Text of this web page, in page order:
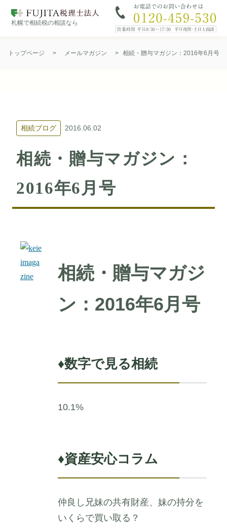
札幌で相続税の相談なら
トップページ > メールマガジン > 相続・贈与マガジン：2016年6月号
相続・贈与マガジン：
2016年6月号
相続ブログ 2016.06.02
相続・贈与マガジ
ン：2016年6月号
♦数字で見る相続
10.1%
♦資産安心コラム
仲良し兄妹の共有財産、妹の持分を
いくらで買い取る？